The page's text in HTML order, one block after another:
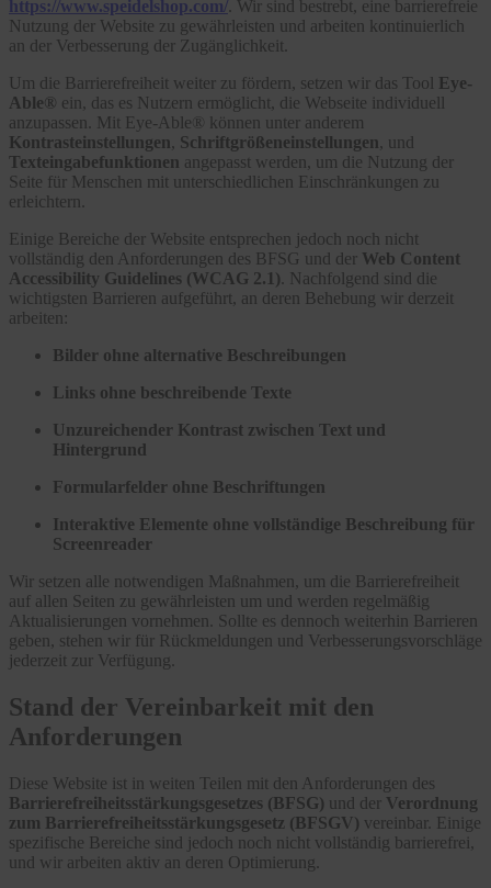
https://www.speidelshop.com/ . Wir sind bestrebt, eine barrierefreie
Nutzung der Website zu gewährleisten und arbeiten kontinuierlich
an der Verbesserung der Zugänglichkeit.
Um die Barrierefreiheit weiter zu fördern, setzen wir das Tool Eye-
Able® ein, das es Nutzern ermöglicht, die Webseite individuell
anzupassen. Mit Eye-Able® können unter anderem
Kontrasteinstellungen, Schriftgrößeneinstellungen, und
Texteingabefunktionen angepasst werden, um die Nutzung der
Seite für Menschen mit unterschiedlichen Einschränkungen zu
erleichtern.
Einige Bereiche der Website entsprechen jedoch noch nicht
vollständig den Anforderungen des BFSG und der Web Content
Accessibility Guidelines (WCAG 2.1) . Nachfolgend sind die
wichtigsten Barrieren aufgeführt, an deren Behebung wir derzeit
arbeiten:
Bilder ohne alternative Beschreibungen
Links ohne beschreibende Texte
Unzureichender Kontrast zwischen Text und
Hintergrund
Formularfelder ohne Beschriftungen
Interaktive Elemente ohne vollständige Beschreibung für
Screenreader
Wir setzen alle notwendigen Maßnahmen, um die Barrierefreiheit
auf allen Seiten zu gewährleisten um und werden regelmäßig
Aktualisierungen vornehmen. Sollte es dennoch weiterhin Barrieren
geben, stehen wir für Rückmeldungen und Verbesserungsvorschläge
jederzeit zur Verfügung.
Stand der Vereinbarkeit mit den
Anforderungen
Diese Website ist in weiten Teilen mit den Anforderungen des
Barrierefreiheitsstärkungsgesetzes (BFSG) und der Verordnung
zum Barrierefreiheitsstärkungsgesetz (BFSGV) vereinbar. Einige
spezifische Bereiche sind jedoch noch nicht vollständig barrierefrei,
und wir arbeiten aktiv an deren Optimierung.